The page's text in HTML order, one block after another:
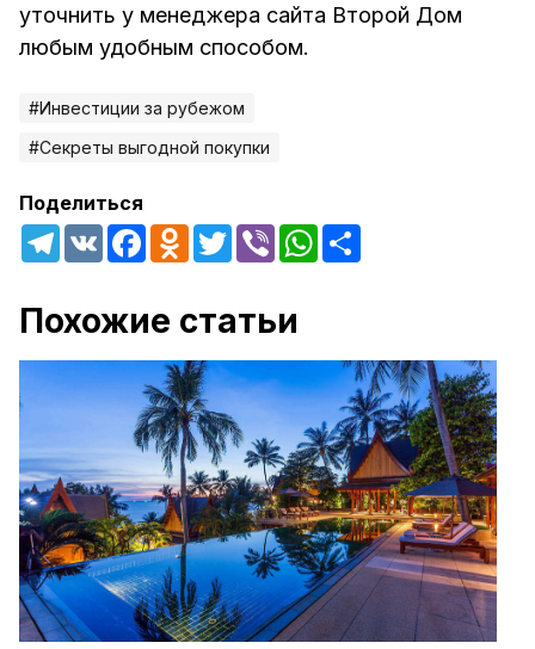
уточнить у менеджера сайта Второй Дом
любым удобным способом.
#Инвестиции за рубежом
#Секреты выгодной покупки
Поделиться
Telegram
VK FacebookOdnoklassniki
TwitterViber WhatsApp
Похожие статьи